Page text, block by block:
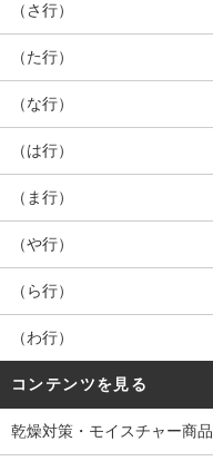
（さ行）
（た行）
（な行）
（は行）
（ま行）
（や行）
（ら行）
（わ行）
コンテンツを見る
乾燥対策・モイスチャー商品